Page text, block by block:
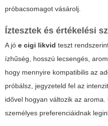
próbacsomagot vásárolj.
Íztesztek és értékelési
A jó e cigi likvid teszt
ízhűség, hosszú lecsengés,
hogy mennyire kompatibilis az
próbálsz, jegyzeteld fel az
idővel hogyan változik az
személyes preferenciáidnak